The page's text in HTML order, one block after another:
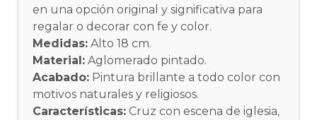
en una opción original y significativa para
regalar o decorar con fe y color.
Medidas: Alto 18 cm.
Material: Aglomerado pintado.
Acabado: Pintura brillante a todo color con
motivos naturales y religiosos.
Características: Cruz con escena de iglesia,